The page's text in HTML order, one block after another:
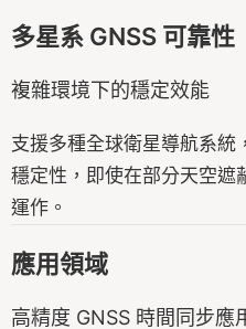
多星系 GNSS 可靠性
複雜環境下的穩定效能
支援多種全球衛星導航系統
穩定性，即使在部分天空遮
運作。
應用領域
高精度 GNSS 時間同步應